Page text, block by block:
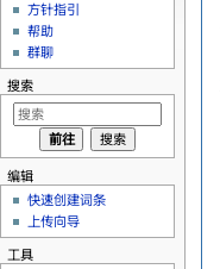
方针指引
帮助
群聊
搜索
编辑
快速创建词条
上传向导
工具